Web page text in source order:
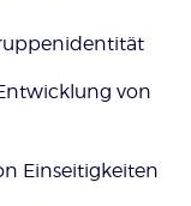
von
Einseitigkeiten